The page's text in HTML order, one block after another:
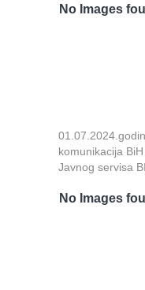
No Images
komunikacija
Javnog servisa
No Images